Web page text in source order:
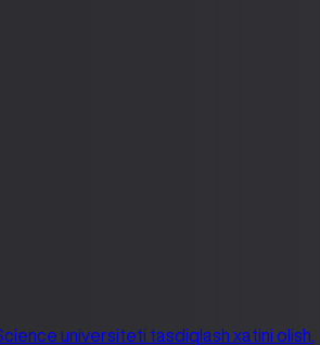
universiteti tasdiqlash xatini olish.